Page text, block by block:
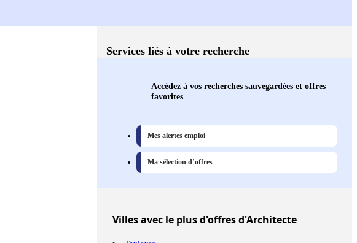
Services liés à votre recherche
Accédez à vos recherches sauvegardées et offres
favorites
Mes alertes emploi
Ma sélection d’offres
Villesavec le plus d'offres d'Architecte